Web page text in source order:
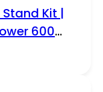
Kit |
600